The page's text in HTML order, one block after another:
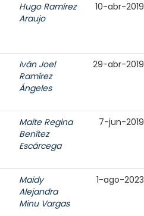
Hugo Ramírez
Araujo
10-abr-2019
Iván Joel
Ramírez
Ángeles
29-abr-2019
Maite Regina
Benítez
Escárcega
7-jun-2019
Maidy
Alejandra
Minu Vargas
1-ago-2023